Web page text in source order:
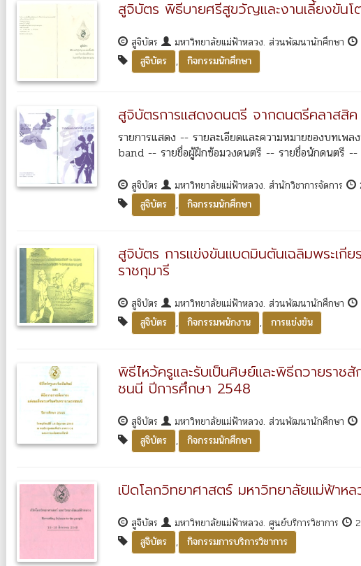
สูจิบัตร พิธีบายศรีสูขวัญและงานเลี้ยงขัน
สูจิบัตร มหาวิทยาลัยแม่ฟ้าหลวง. ส่วนพัฒนานักศึกษา
สูจิบัตร
, กิจกรรมนักศึกษา
สูจิบัตรการแสดงดนตรี จากดนตรีคลาสสิ
รายการแสดง -- รายละเอียดและความหมายของบทเ
band -- รายชื่อผู้ฝึกซ้อมวงดนตรี -- รายชื่อนักดนตรี --
สูจิบัตร มหาวิทยาลัยแม่ฟ้าหลวง. สำนักวิชาการจัดการ
สูจิบัตร
, กิจกรรมนักศึกษา
สูจิบัตร การแข่งขันแบดมินตันเฉลิมพระเกี
ราชกุมารี
สูจิบัตร มหาวิทยาลัยแม่ฟ้าหลวง. ส่วนพัฒนานักศึกษา
สูจิบัตร
, กิจกรรมพนักงาน , การแข่งขัน
พิธีไหว้ครูและรับเป็นศิษย์และพิธีถวายราช
ชนนี ปีการศึกษา 2548
สูจิบัตร มหาวิทยาลัยแม่ฟ้าหลวง. ส่วนพัฒนานักศึกษา
สูจิบัตร
, กิจกรรมนักศึกษา
เปิดโลกวิทยาศาสตร์ มหาวิทยาลัยแม่ฟ้าห
สูจิบัตร มหาวิทยาลัยแม่ฟ้าหลวง. ศูนย์บริการวิชาการ
สูจิบัตร
, กิจกรรมการบริการวิชาการ